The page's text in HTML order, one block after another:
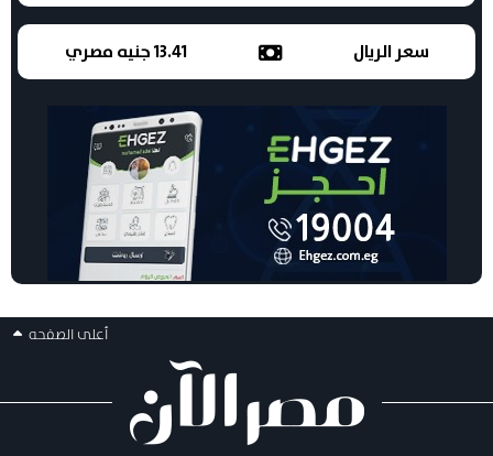
سعر الريال 13.41 جنيه مصري
أعلى الصفحه